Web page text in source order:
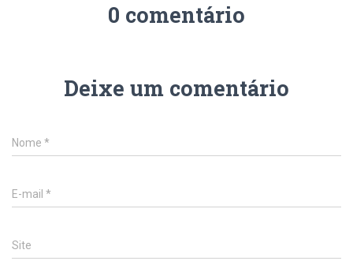
0 comentário
Deixe um comentário
Nome *
E-mail *
Site